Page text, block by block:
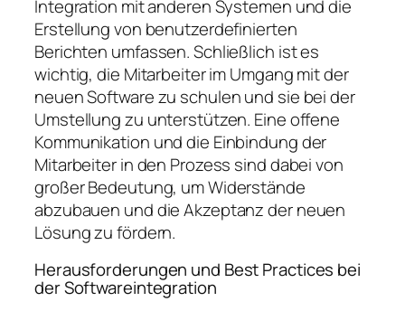
Integration mit anderen Systemen und die
Erstellung von benutzerdefinierten
Berichten umfassen. Schließlich ist es
wichtig, die Mitarbeiter im Umgang mit der
neuen Software zu schulen und sie bei der
Umstellung zu unterstützen. Eine offene
Kommunikation und die Einbindung der
Mitarbeiter in den Prozess sind dabei von
großer Bedeutung, um Widerstände
abzubauen und die Akzeptanz der neuen
Lösung zu fördern.
Herausforderungen und Best Practices bei
der Softwareintegration